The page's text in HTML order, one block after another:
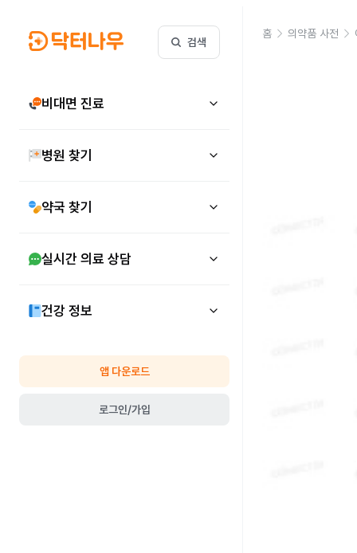
검색
비대면 진료
병원 찾기
약국 찾기
실시간 의료 상담
건강 정보
앱 다운로드
로그인/가입
홈 의약품 사전